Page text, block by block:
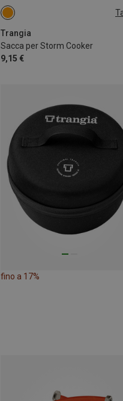
Trangia
Sacca per Storm Cooker
9,15 €
ONE SIZE
fino a 17%